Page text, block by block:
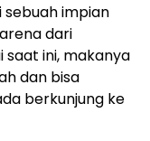
sebuah impian
dari
saat ini, makanya
dan bisa
berkunjung ke